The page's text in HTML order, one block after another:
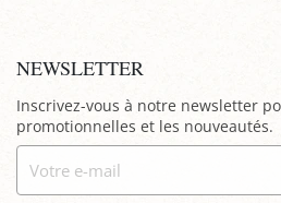
NEWSLETTER
Inscrivez-vous à notre newsletter
promotionnelles et les nouveautés.